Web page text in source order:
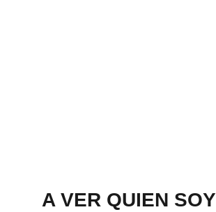
A VER QUIEN SOY